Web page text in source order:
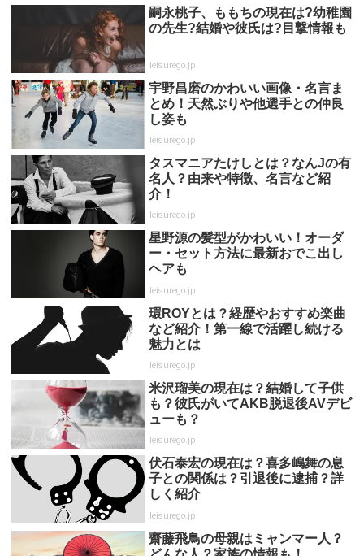
嗣永桃子、ももちの現在は?幼稚園
の先生?結婚や彼氏は?目撃情報も
leisurego.jp
宇野昌磨のかわいい画像・名言ま
とめ！天然ぶりや他選手との仲良
し姿も
leisurego.jp
タスマニアたけしとは？なんJの有
名人？由来や特徴、名言など紹
介！
leisurego.jp
星野源の髪型がかわいい！オーダ
ー・セット方法に最新おでこ出し
ヘアも
leisurego.jp
環ROYとは？経歴やおすすめ楽曲
など紹介！第一線で活躍し続ける
魅力とは
leisurego.jp
米沢瑠美の現在は？結婚して子供
も？彼氏がいてAKB脱退後AVデビ
ューも？
leisurego.jp
伏石泰宏の現在は？喜多嶋舞の息
子との関係は？引退後に逮捕？詳
しく紹介
leisurego.jp
齋藤飛鳥の母親はミャンマー人？